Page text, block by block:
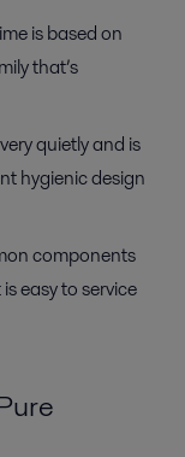
is based on
that’s
quietly and is
hygienic design
components
easy to service